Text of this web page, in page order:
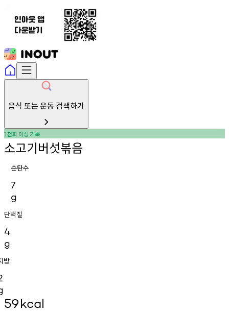
음식 또는 운동 검색하기
1천회 이상기록
소고기버섯볶음
순탄수
7
g
단백질
4
g
방
59kcal